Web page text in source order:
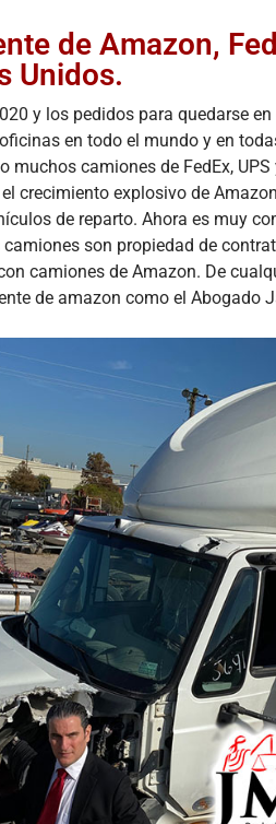
de Amazon,
Unidos.
y los pedidos para quedarse
en todo el mundo y en
muchos camiones de FedEx,
crecimiento explosivo de
de reparto. Ahora es muy
son propiedad de
camiones de Amazon. De
de amazon como el Abogado